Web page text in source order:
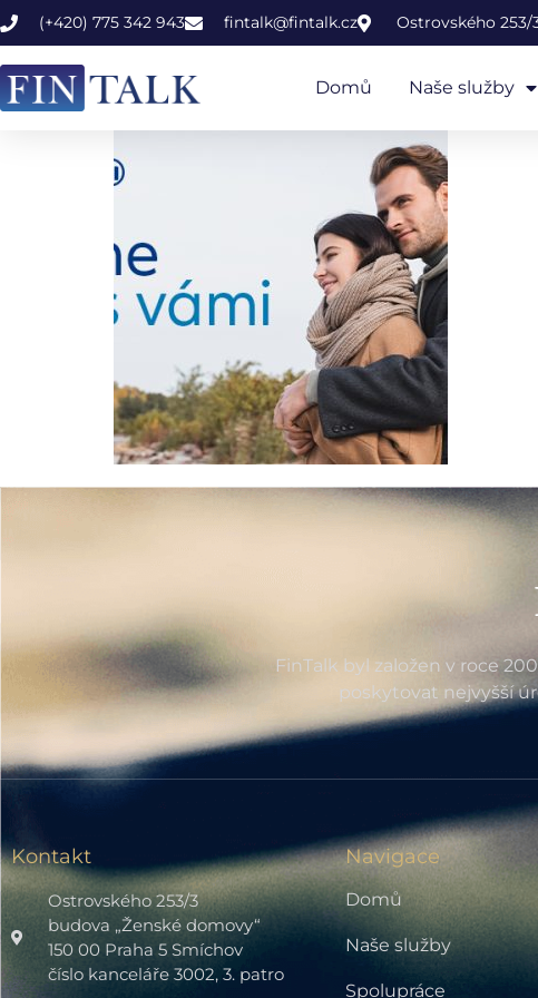
(+420) 775 342 943 fintalk@fintalk.cz Ostrovského 253/
Domů Naše služby
FinTalk byl založen v roce
poskytovat nejvyšší
Kontakt
Ostrovského 253/3
budova „Ženské domovy“
150 00 Praha 5 Smíchov
číslo kanceláře 3002, 3. patro
Navigace
Domů
Naše služby
Spolupráce